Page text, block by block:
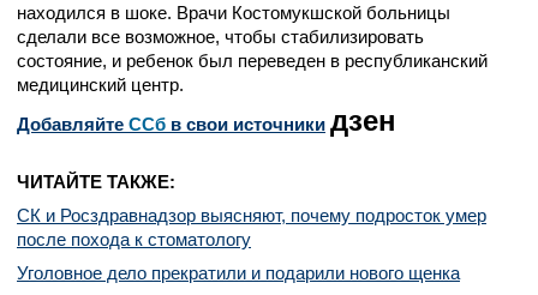
находился в шоке. Врачи Костомукшской больницы
сделали все возможное, чтобы стабилизировать
состояние, и ребенок был переведен в республиканский
медицинский центр.
Добавляйте CСб в свои источники дзен
ЧИТАЙТЕ ТАКЖЕ:
СК и Росздравнадзор выясняют, почему подросток умер
после похода к стоматологу
Уголовное дело прекратили и подарили нового щенка